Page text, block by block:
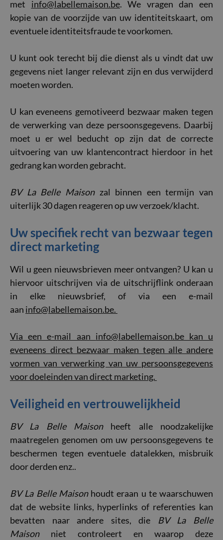
met info@labellemaison.be. We vragen dan een
kopie van de voorzijde van uw identiteitskaart, om
eventuele identiteitsfraude te voorkomen.
U kunt ook terecht bij die dienst als u vindt dat uw
gegevens niet langer relevant zijn en dus verwijderd
moeten worden.
U kan eveneens gemotiveerd bezwaar maken tegen
de verwerking van deze persoonsgegevens. Daarbij
moet u er wel beducht op zijn dat de correcte
uitvoering van uw klantencontract hierdoor in het
gedrang kan worden gebracht.
BV La Belle Maisonzal binnen een termijn van
uiterlijk 30 dagen reageren op uw verzoek/klacht.
Uw specifiek recht van bezwaar tegen
direct marketing
Wil u geen nieuwsbrieven meer ontvangen? U kan u
hiervoor uitschrijven via de uitschrijflink onderaan
in elke nieuwsbrief, of via een e-mail
aan info@labellemaison.be.
Via een e-mail aan info@labellemaison.bekan u
eveneens direct bezwaar maken tegen alle andere
vormen van verwerking van uw persoonsgegevens
voor doeleinden van direct marketing.
Veiligheid en vertrouwelijkheid
BV La Belle Maisonheeft alle noodzakelijke
maatregelen genomen om uw persoonsgegevens te
beschermen tegen eventuele datalekken, misbruik
door derden enz..
BV La Belle Maison houdt eraan u te waarschuwen
dat de website links, hyperlinks of referenties kan
bevatten naar andere sites, die BV La Belle
Maisonniet controleert en waarop deze